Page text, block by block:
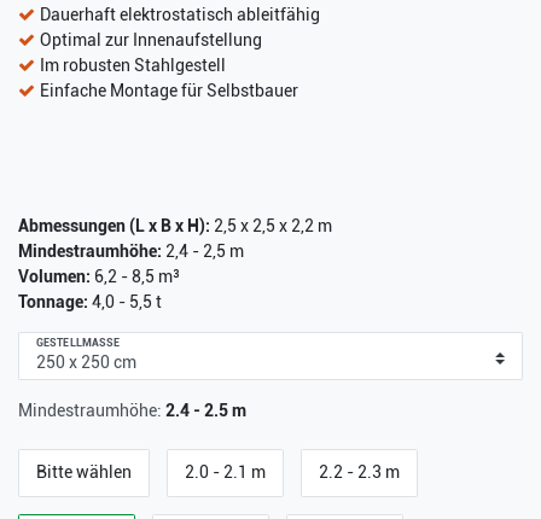
Dauerhaft elektrostatisch ableitfähig
Optimal zur Innenaufstellung
Im robusten Stahlgestell
Einfache Montage für Selbstbauer
Abmessungen (L x B x H): 2,5 x 2,5 x 2,2 m
Mindestraumhöhe: 2,4 - 2,5 m
Volumen: 6,2 - 8,5 m³
Tonnage: 4,0 - 5,5 t
GESTELLMASSE
Mindestraumhöhe: 2.4 - 2.5 m
Bitte wählen 2.0 - 2.1 m 2.2 - 2.3 m